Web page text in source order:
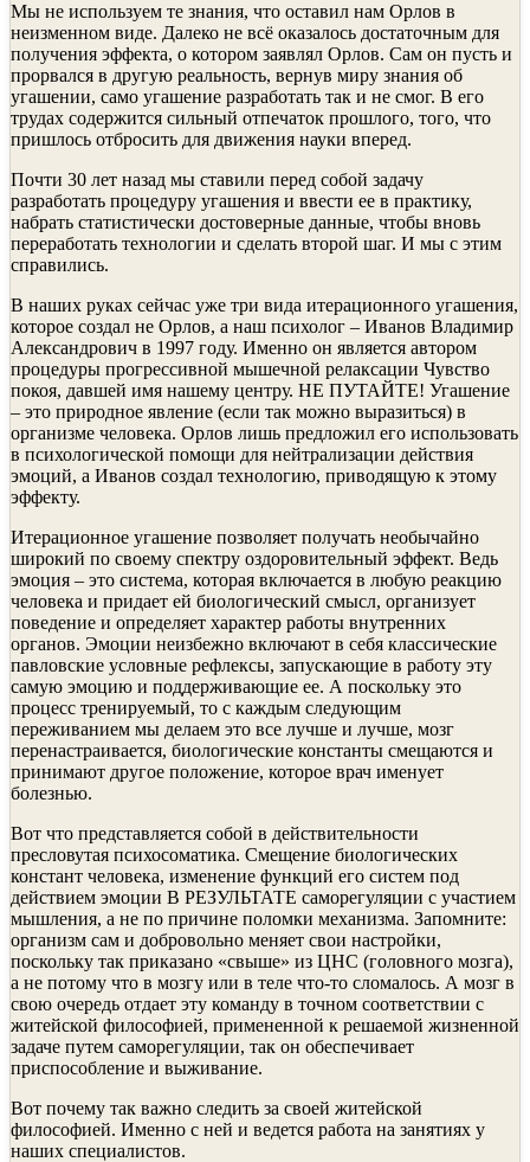
Мы не используем те знания, что оставил нам Орлов в
неизменном виде. Далеко не всё оказалось достаточным для
получения эффекта, о котором заявлял Орлов. Сам он пусть и
прорвался в другую реальность, вернув миру знания об
угашении, само угашение разработать так и не смог. В его
трудах содержится сильный отпечаток прошлого, того, что
пришлось отбросить для движения науки вперед.
Почти 30 лет назад мы ставили перед собой задачу
разработать процедуру угашения и ввести ее в практику,
набрать статистически достоверные данные, чтобы вновь
переработать технологии и сделать второй шаг. И мы с этим
справились.
В наших руках сейчас уже три вида итерационного угашения,
которое создал не Орлов, а наш психолог – Иванов Владимир
Александрович в 1997 году. Именно он является автором
процедуры прогрессивной мышечной релаксации Чувство
покоя, давшей имя нашему центру. НЕ ПУТАЙТЕ! Угашение
– это природное явление (если так можно выразиться) в
организме человека. Орлов лишь предложил его использовать
в психологической помощи для нейтрализации действия
эмоций, а Иванов создал технологию, приводящую к этому
эффекту.
Итерационное угашение позволяет получать необычайно
широкий по своему спектру оздоровительный эффект. Ведь
эмоция – это система, которая включается в любую реакцию
человека и придает ей биологический смысл, организует
поведение и определяет характер работы внутренних
органов. Эмоции неизбежно включают в себя классические
павловские условные рефлексы, запускающие в работу эту
самую эмоцию и поддерживающие ее. А поскольку это
процесс тренируемый, то с каждым следующим
переживанием мы делаем это все лучше и лучше, мозг
перенастраивается, биологические константы смещаются и
принимают другое положение, которое врач именует
болезнью.
Вот что представляется собой в действительности
пресловутая психосоматика. Смещение биологических
констант человека, изменение функций его систем под
действием эмоции В РЕЗУЛЬТАТЕ саморегуляции с участием
мышления, а не по причине поломки механизма. Запомните:
организм сам и добровольно меняет свои настройки,
поскольку так приказано «свыше» из ЦНС (головного мозга),
а не потому что в мозгу или в теле что-то сломалось. А мозг в
свою очередь отдает эту команду в точном соответствии с
житейской философией, примененной к решаемой жизненной
задаче путем саморегуляции, так он обеспечивает
приспособление и выживание.
Вот почему так важно следить за своей житейской
философией. Именно с ней и ведется работа на занятиях у
наших специалистов.